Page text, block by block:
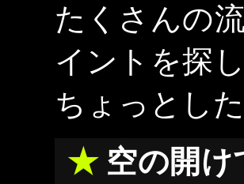
たくさんの
イントを探
ちょっとし
空の開け